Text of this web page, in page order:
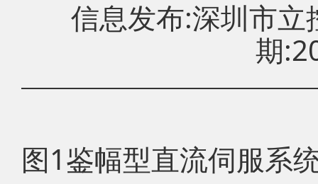
信息发布:深圳市
期
图1鉴幅型直流伺服系